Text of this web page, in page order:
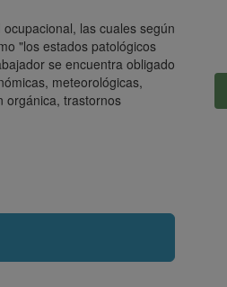
las cuales según
"los estados patológicos
se encuentra obligado
meteorológicas,
orgánica, trastornos